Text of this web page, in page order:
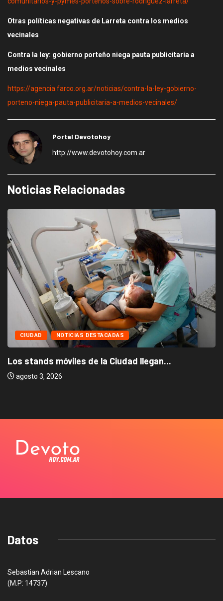
Otras políticas negativas de Larreta contra los medios
vecinales
Contra la ley: gobierno porteño niega pauta publicitaria a
medios vecinales
https://agencia.farco.org.ar/noticias/contra-la-ley-gobierno-
porteno-niega-pauta-publicitaria-a-medios-vecinales/
Portal Devotohoy
http://www.devotohoy.com.ar
Noticias Relacionadas
CIUDAD NOTICIAS DESTACADAS
Los stands móviles de la Ciudad llegan...
agosto 3, 2026
Datos
Sebastian Adrian Lescano
(M.P: 14737)